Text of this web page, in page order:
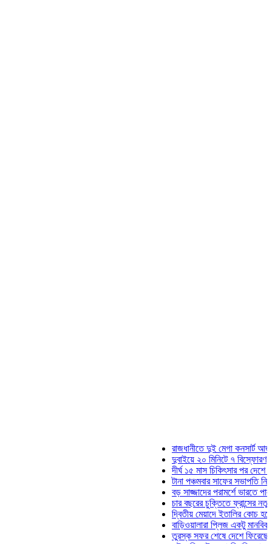
রাজধানীতে দুই মেগা কনসার্ট আজ
দুবাইয়ে ২০ মিনিটে ৭ বিস্ফোরণ
দীর্ঘ ১৫ মাস চিকিৎসার পর দেশে ফিরলেন
টানা পঞ্চমবার সাফের সভাপতি নির্বাচিত
বড় সাজ্জাদের পরামর্শে ভারতে পালাতে
চার বছরের চুক্তিতে ফ্রান্সের নতুন কোচ
দ্বিতীয় মেয়াদে ইতালির কোচ হচ্ছেন
বাড়িওয়ালারা প্লিজ একটু মানবিক হোন:
তুরস্ক সফর শেষে দেশে ফিরেছেন